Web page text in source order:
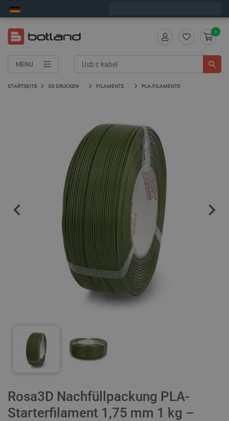
MENU
0
STARTSEITE 3D DRUCKEN FILAMENTE PLA-FILAMENTE
Rosa3D Nachfüllpackung PLA-
Starterfilament 1,75 mm 1 kg –